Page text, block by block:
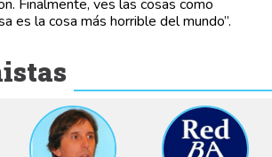
Finalmente, ves las cosas como
es la cosa más horrible del mundo”.